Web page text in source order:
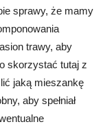
sprawy, że mamy
trawy, aby
skorzystać tutaj z
jaką mieszankę
aby spełniał